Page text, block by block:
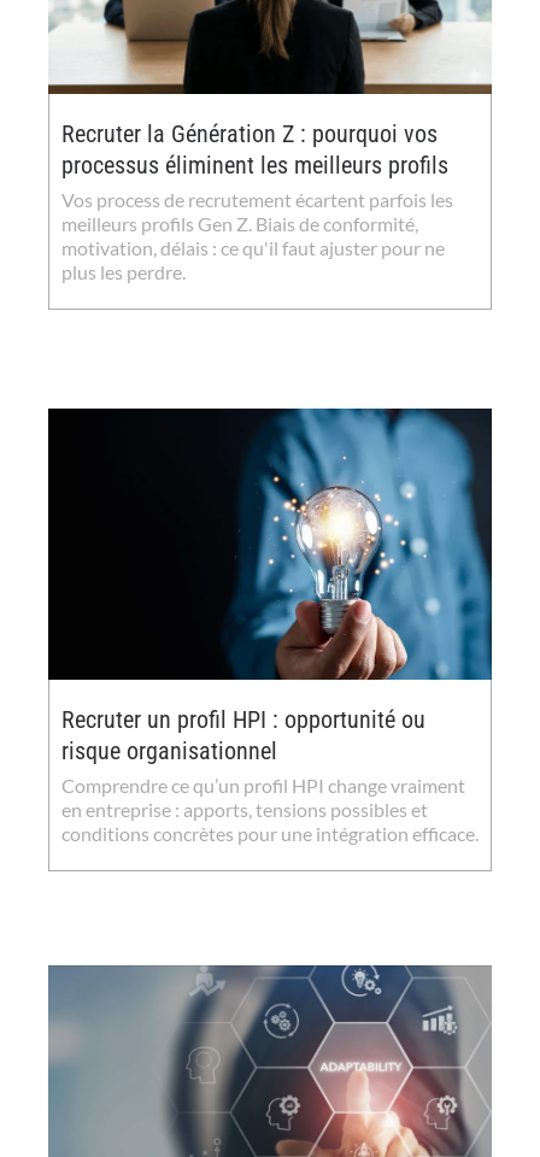
Recruter la Génération Z : pourquoi vos
processus éliminent les meilleurs profils
Vos process de recrutement écartent parfois les
meilleurs profils Gen Z. Biais de conformité,
motivation, délais : ce qu'il faut ajuster pour ne
plus les perdre.
Recruter un profil HPI : opportunité ou
risque organisationnel
Comprendre ce qu’un profil HPI change vraiment
en entreprise : apports, tensions possibles et
conditions concrètes pour une intégration efficace.